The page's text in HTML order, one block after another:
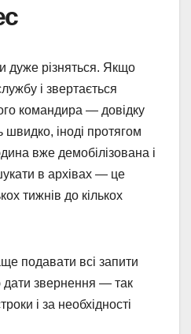
дуже різняться. Якщо
і звертається
командира — довідку
іноді протягом
вже демобілізована і
в архівах — це
тижнів до кількох
подавати всі запити
дати звернення — так
і за необхідності